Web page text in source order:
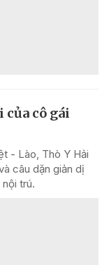
của cô gái
- Lào, Thò Y Hải
câu dặn giản dị
trú.